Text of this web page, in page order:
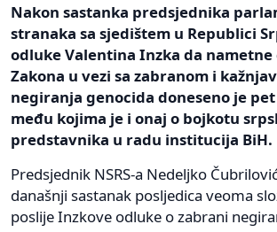
Nakon sastanka predsjednika
stranaka sa sjedištem u Republici
odluke Valentina Inzka da
Zakona u vezi sa zabranom i
negiranja genocida doneseno je
među kojima je i onaj o bojkotu
predstavnika u radu institucija BiH.
Predsjednik NSRS-a Nedeljko
današnji sastanak posljedica veoma
poslije Inzkove odluke o zabrani